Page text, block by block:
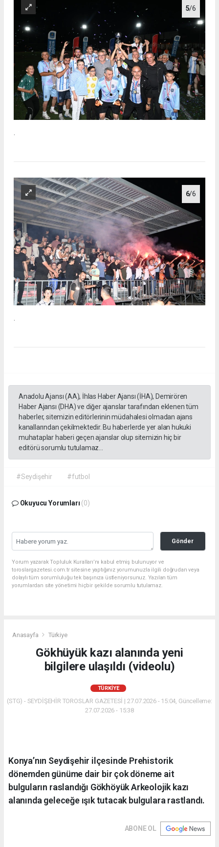
5/6
.
6/6
.
Anadolu Ajansı (AA), İhlas Haber Ajansı (İHA), Demirören
Haber Ajansı (DHA) ve diğer ajanslar tarafından eklenen tüm
haberler, sitemizin editörlerinin müdahalesi olmadan ajans
kanallarından çekilmektedir. Bu haberlerde yer alan hukuki
muhataplar haberi geçen ajanslar olup sitemizin hiç bir
editörü sorumlu tutulamaz...
#Seydişehir #futbol
Okuyucu Yorumları (0)
Gönder
Yorum yazarak Topluluk Kuralları’nı kabul etmiş bulunuyor ve
toroslargazetesi.com.tr sitesine yaptığınız yorumunuzla ilgili doğrudan veya
dolaylı tüm sorumluluğu tek başınıza üstleniyorsunuz. Yazılan tüm
yorumlardan site yönetimi hiçbir şekilde sorumlu tutulamaz.
Anasayfa Türkiye
Gökhüyük kazı alanında yeni
bilgilere ulaşıldı (videolu)
TÜRKIYE
(STG) - SEYDİŞEHİR TOROSLAR GAZETESİ | 27.07.2026 - 15:04, Güncelleme:
27.07.2026 - 15:38
Konya’nın Seydişehir ilçesinde Prehistorik
dönemden günüme dair bir çok döneme ait
bulguların raslandığı Gökhöyük Arkeolojik kazı
alanında geleceğe ışık tutacak bulgulara rastlandı.
ABONE OL